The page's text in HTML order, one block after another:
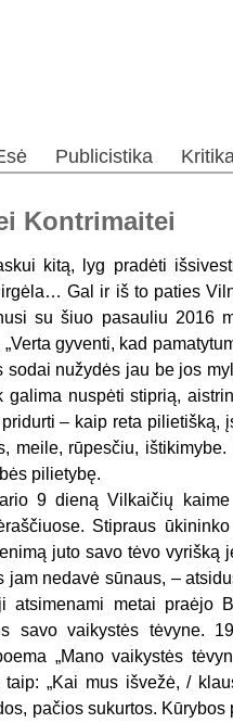
Publicistika
Kontrimaitei
kitą, lyg pradėti
Gal ir iš to paties
su šiuo pasauliu 2016
gyventi, kad
nužydės jau be jos
nuspėti stiprią,
– kaip reta pilietišką,
meile, rūpesčiu,
pilietybę.
9 dieną Vilkaičių
Stipraus
juto savo tėvo vyrišką
nedavė sūnaus, –
atsimenami metai praėjo
savo vaikystės tėvyne.
„Mano vaikystės
„Kai mus išvežė, /
pačios sukurtos.